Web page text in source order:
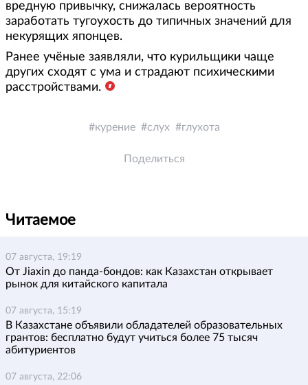
вредную привычку, снижалась вероятность
заработать тугоухость до типичных значений для
некурящих японцев.
Ранее учёные заявляли, что курильщики чаще
других сходят с ума и страдают психическими
расстройствами.
курение слух глухота
Поделиться
Читаемое
07 августа, 19:19
От Jiaxin до панда-бондов: как Казахстан открывает
рынок для китайского капитала
07 августа, 15:19
В Казахстане объявили обладателей образовательных
грантов: бесплатно будут учиться более 75 тысяч
абитуриентов
07 августа, 22:06